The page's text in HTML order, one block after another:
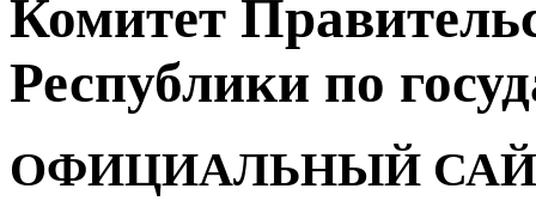
Комитет
Республики по
ОФИЦИАЛЬНЫЙ